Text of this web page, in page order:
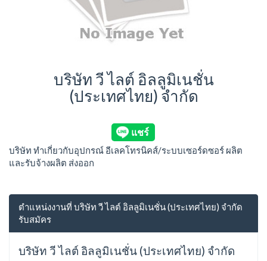
บริษัท วี ไลต์ อิลลูมิเนชั่น
(ประเทศไทย) จำกัด
บริษัท ทำเกี่ยวกับอุปกรณ์ อีเลคโทรนิคส์/ระบบเซอร์ดซอร์ ผลิต
และรับจ้างผลิต ส่งออก
ตำแหน่งงานที่ บริษัท วี ไลต์ อิลลูมิเนชั่น (ประเทศไทย) จำกัด
รับสมัคร
บริษัท วี ไลต์ อิลลูมิเนชั่น (ประเทศไทย) จำกัด